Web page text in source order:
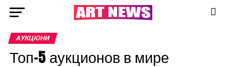
АУКЦІОНИ
Топ-5 аукционов в мире